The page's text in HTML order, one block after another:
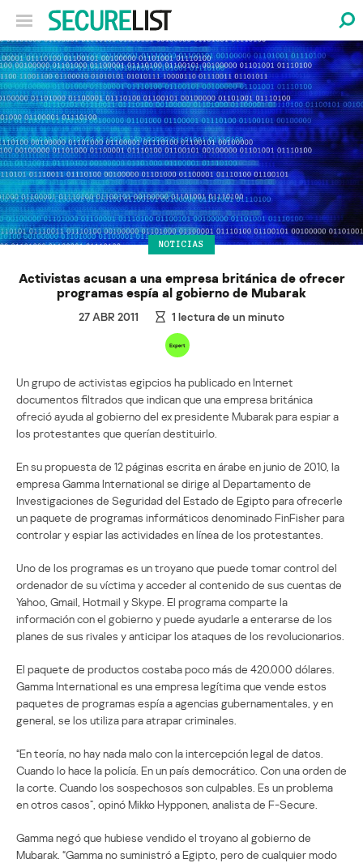
NOTICIAS
Activistas acusan a una empresa británica de ofrecer
programas espía al gobierno de Mubarak
27 ABR 2011 1 lectura de un minuto
Un grupo de activistas egipcios ha publicado en Internet
documentos filtrados que indican que una empresa británica
ofreció ayuda al gobierno del ex presidente Mubarak para espiar a
los protestantes que querían destituirlo.
En su propuesta de 12 páginas escrita en árabe en junio de 2010, la
empresa Gamma International se dirige al Departamento de
Investigaciones de Seguridad del Estado de Egipto para ofrecerle
un paquete de programas informáticos denominado FinFisher para
controlar y espiar las actividades en línea de los protestantes.
Uno de los programas es un troyano que puede tomar control del
ordenador de su víctima y acceder al contenido de sus cuentas de
Yahoo, Gmail, Hotmail y Skype. El programa comparte la
información con el gobierno y puede ayudarle a enterarse de los
planes de sus rivales y anticipar los ataques de los revolucionarios.
El paquete de productos costaba poco más de 420.000 dólares.
Gamma International es una empresa legítima que vende estos
paquetes de programas espía a agencias gubernamentales, y en
general, se los utiliza para atrapar criminales.
“En teoría, no hay nada malo con la intercepción legal de datos.
Cuando lo hace la policía. En un país democrático. Con una orden de
la corte. Cuando los sospechosos son culpables. Es un problema
en otros casos”, opinó Mikko Hypponen, analista de F-Secure.
Gamma negó que hubiese vendido el troyano al gobierno de
Mubarak. “Gamma no suministró a Egipto, pero de cualquier modo